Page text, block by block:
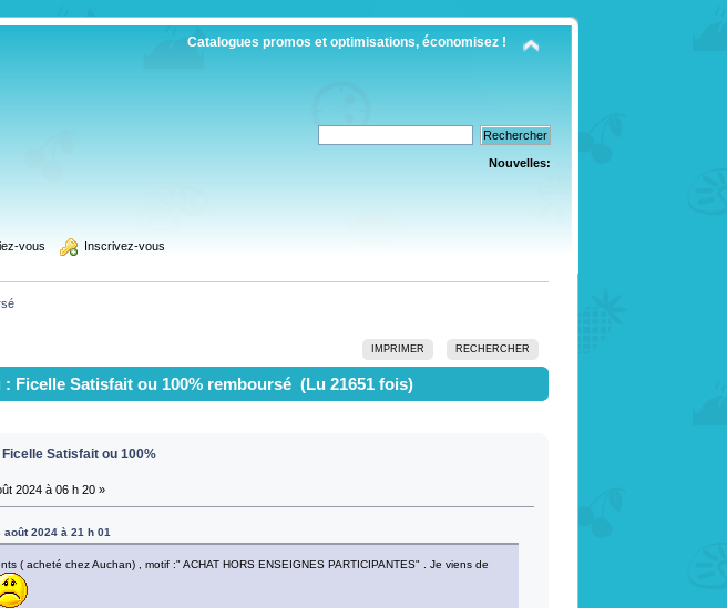
Catalogues promos et optimisations, économisez !
Nouvelles:
vous Inscrivez-vous
IMPRIMER RECHERCHER
Ficelle Satisfait ou 100% remboursé (Lu 21651 fois)
Satisfait ou 100%
2024 à 06 h 20 »
2024 à 21 h 01
( acheté chez Auchan) , motif :" ACHAT HORS ENSEIGNES PARTICIPANTES" . Je viens de